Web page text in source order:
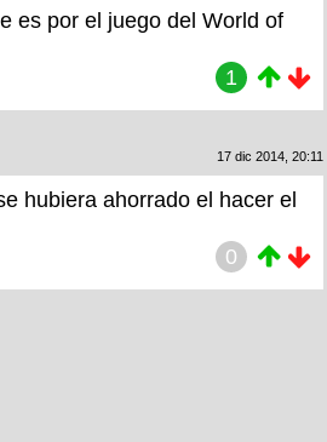
es por el juego del World of
1
17 dic 2014, 20:11
hubiera ahorrado el hacer el
0